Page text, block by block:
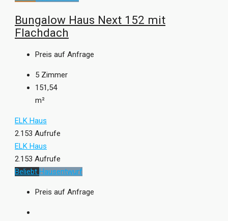
Bungalow Haus Next 152 mit
Flachdach
Preis auf Anfrage
5 Zimmer
151,54
m²
ELK Haus
2.153 Aufrufe
ELK Haus
2.153 Aufrufe
Beliebt Hausentwurf
Preis auf Anfrage